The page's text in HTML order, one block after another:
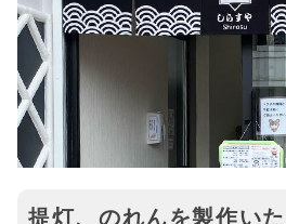
提灯、のれんを製作い